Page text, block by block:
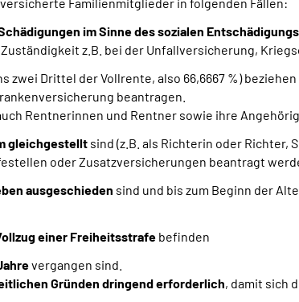
im Sinne des sozialen
z.B. bei der Unfallversicherung,
Drittel der Vollrente, also 66,6667 %)
beantragen.
Rentnerinnen und Rentner sowie ihre
gleichgestellt sind (z.B. als Richterin oder Richter,
oder Zusatzversicherungen beantragt
ausgeschieden sind und bis zum Beginn der
einer Freiheitsstrafe befinden
vergangen sind.
Gründen dringend erforderlich, damit sich